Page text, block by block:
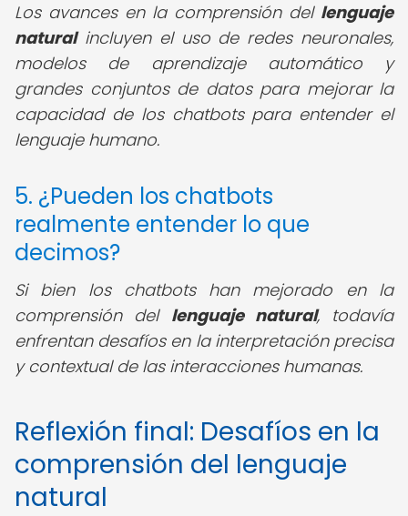
Los avances en la comprensión del lenguaje
naturalincluyen el uso de redes neuronales,
modelos de aprendizaje automático y
grandes conjuntos de datos para mejorar la
capacidad de los chatbots para entender el
lenguaje humano.
5. ¿Pueden los chatbots
realmente entender lo que
decimos?
Si bien los chatbots han mejorado en la
comprensión del lenguaje natural, todavía
enfrentan desafíos en la interpretación precisa
y contextual de las interacciones humanas.
Reflexión final: Desafíos en la
comprensión del lenguaje
natural